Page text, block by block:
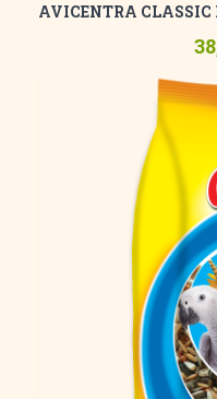
AVICENTRA CLASSIC